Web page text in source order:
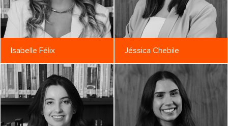
Isabelle Félix Jéssica Chebile